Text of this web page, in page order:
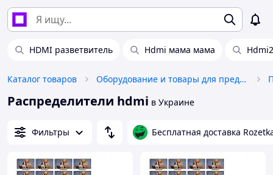
HDMI разветвитель Hdmi мама мама
Каталог товаров Оборудование и товары для предоставления услуг
Распределители hdmi в Украине
Фильтры Бесплатная доставка